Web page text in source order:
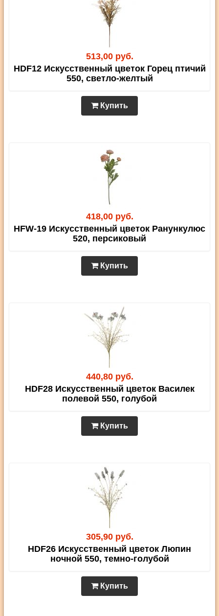
513,00 руб.
HDF12 Искусственный цветок Горец птичий
550, светло-желтый
Купить
418,00 руб.
HFW-19 Искусственный цветок Ранункулюс
520, персиковый
Купить
440,80 руб.
HDF28 Искусственный цветок Василек
полевой 550, голубой
Купить
305,90 руб.
HDF26 Искусственный цветок Люпин
ночной 550, темно-голубой
Купить